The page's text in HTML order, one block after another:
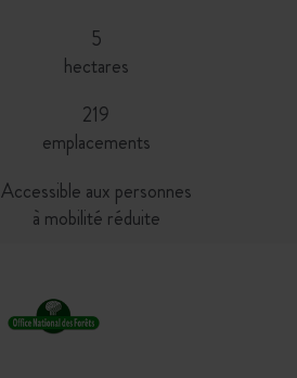
5
hectares
219
emplacements
Accessible aux personnes
à mobilité réduite